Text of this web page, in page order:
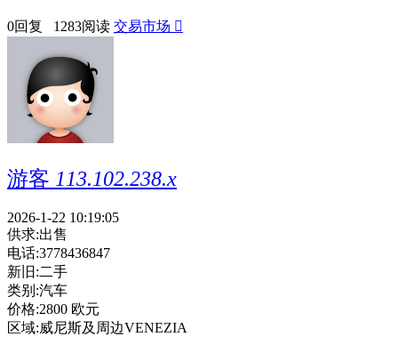
0回复 1283阅读 交易市场 
游客 113.102.238.x
2026-1-22 10:19:05
供求:出售
电话:3778436847
新旧:二手
类别:汽车
价格:2800 欧元
区域:威尼斯及周边VENEZIA